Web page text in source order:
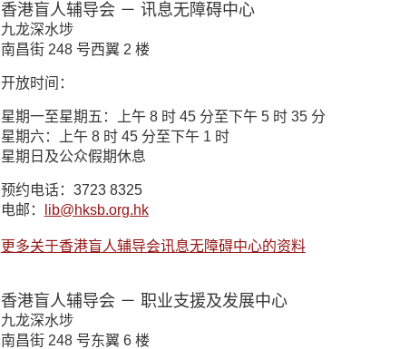
香港盲人辅导会 － 讯息无障碍中心
九龙深水埗
南昌街 248 号西翼 2 楼
开放时间：
星期一至星期五：上午 8 时 45 分至下午 5 时 35 分
星期六：上午 8 时 45 分至下午 1 时
星期日及公众假期休息
预约电话：3723 8325
电邮：
lib@hksb.org.hk
更多关于香港盲人辅导会讯息无障碍中心的资料
香港盲人辅导会 － 职业支援及发展中心
九龙深水埗
南昌街 248 号东翼 6 楼